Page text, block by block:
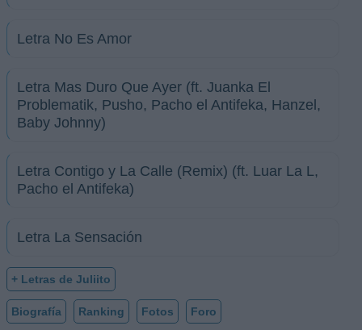
Letra No Es Amor
Letra Mas Duro Que Ayer (ft. Juanka El
Problematik, Pusho, Pacho el Antifeka, Hanzel,
Baby Johnny)
Letra Contigo y La Calle (Remix) (ft. Luar La L,
Pacho el Antifeka)
Letra La Sensación
+ Letras de Juliito
Biografía Ranking Fotos Foro